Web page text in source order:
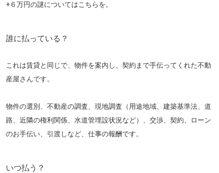
+６万円の謎についてはこちらを。
誰に払っている？
これは賃貸と同じで、物件を案内し、契約まで手伝ってくれた不動
産屋さんです。
物件の選別、不動産の調査、現地調査（用途地域、建築基準法、道
路、近隣の権利関係、水道管埋設状況など）、交渉、契約、ローン
のお手伝い、引渡しなど、仕事の報酬です。
いつ払う？